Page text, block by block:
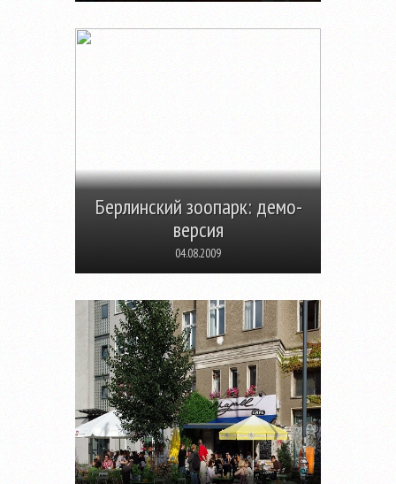
Берлинский зоопарк: демо-
версия
04.08.2009